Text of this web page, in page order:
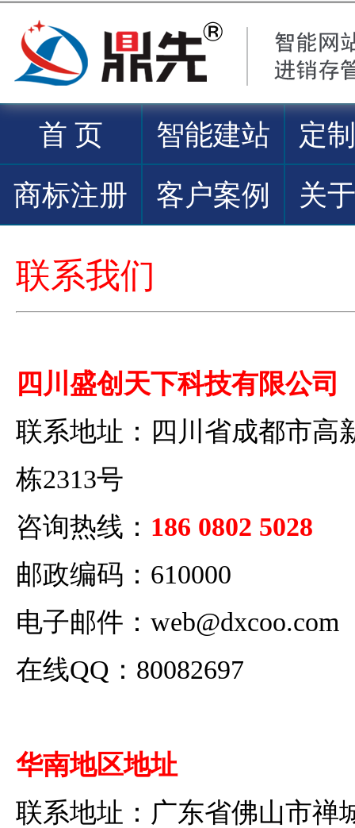
首 页 智能建站
定
商标注册
客户案例 关
联系我们
四川盛创天下科技有限公司
联系地址：四川省成都市高
栋2313号
咨询热线： 186 0802 5028
邮政编码：610000
电子邮件： web@dxcoo.com
在线QQ： 80082697
华南地区地址
联系地址：广东省佛山市禅